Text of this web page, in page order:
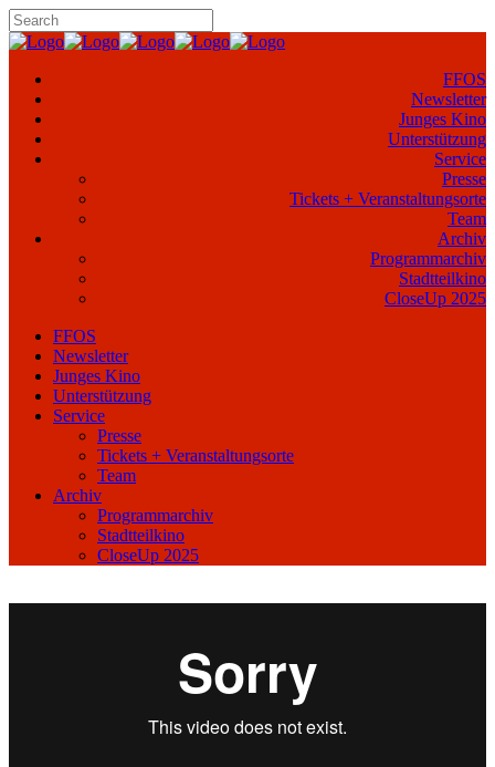
FFOS
Newsletter
Junges Kino
Unterstützung
Service
Presse
Tickets + Veranstaltungsorte
Team
Archiv
Programmarchiv
Stadtteilkino
CloseUp 2025
FFOS
Newsletter
Junges Kino
Unterstützung
Service
Presse
Tickets + Veranstaltungsorte
Team
Archiv
Programmarchiv
Stadtteilkino
CloseUp 2025